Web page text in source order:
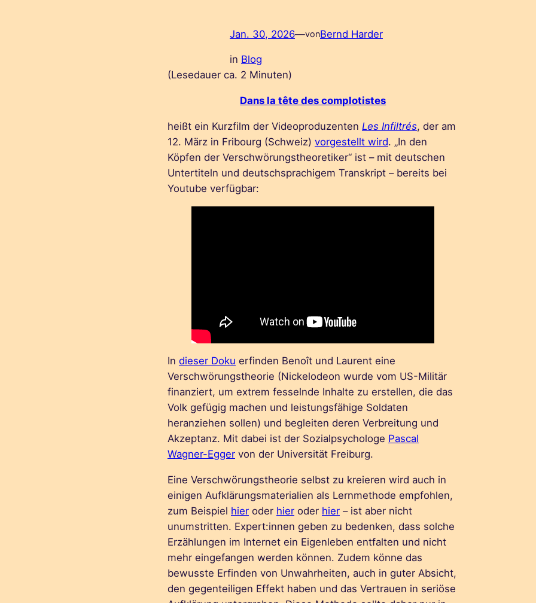
Jan. 30, 2026—vonBernd Harder
in Blog
(Lesedauer ca. 2 Minuten)
Dans la tête des complotistes
heißt ein Kurzfilm der Videoproduzenten Les Infiltrés, der am
12. März in Fribourg (Schweiz) vorgestellt wird. „In den
Köpfen der Verschwörungstheoretiker“ ist – mit deutschen
Untertiteln und deutschsprachigem Transkript – bereits bei
Youtube verfügbar:
In dieser Doku erfinden Benoît und Laurent eine
Verschwörungstheorie (Nickelodeon wurde vom US-Militär
finanziert, um extrem fesselnde Inhalte zu erstellen, die das
Volk gefügig machen und leistungsfähige Soldaten
heranziehen sollen) und begleiten deren Verbreitung und
Akzeptanz. Mit dabei ist der Sozialpsychologe Pascal
Wagner-Egger von der Universität Freiburg.
Eine Verschwörungstheorie selbst zu kreieren wird auch in
einigen Aufklärungsmaterialien als Lernmethode empfohlen,
zum Beispiel hier oder hier oder hier – ist aber nicht
unumstritten. Expert:innen geben zu bedenken, dass solche
Erzählungen im Internet ein Eigenleben entfalten und nicht
mehr eingefangen werden können. Zudem könne das
bewusste Erfinden von Unwahrheiten, auch in guter Absicht,
den gegenteiligen Effekt haben und das Vertrauen in seriöse